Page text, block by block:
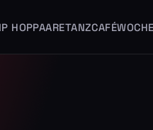
HOPPAARETANZCAFÉ